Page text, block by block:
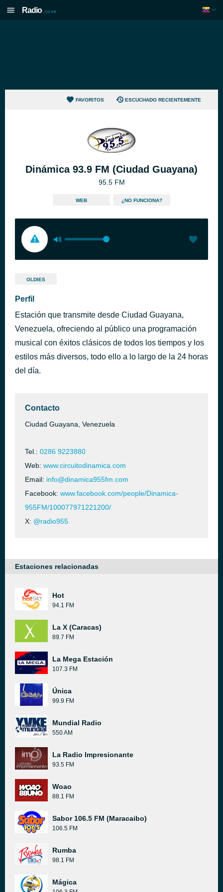
Radio .co.ve
FAVORITOS ESCUCHADO RECIENTEMENTE
Dinámica 93.9 FM (Ciudad Guayana)
95.5 FM
WEB ¿NO FUNCIONA?
OLDIES
Perfil
Estación que transmite desde Ciudad Guayana,
Venezuela, ofreciendo al público una programación
musical con éxitos clásicos de todos los tiempos y los
estilos más diversos, todo ello a lo largo de la 24 horas
del día.
Contacto
Ciudad Guayana, Venezuela
Tel.: 0286 9223880
Web: www.circuitodinamica.com
Email: info@dinamica955fm.com
Facebook: www.facebook.com/people/Dinamica-
955FM/100077971221200/
X: @radio955
Estaciones relacionadas
Hot
94.1 FM
La X (Caracas)
89.7 FM
La Mega Estación
107.3 FM
Única
99.9 FM
Mundial Radio
550 AM
La Radio Impresionante
93.5 FM
Woao
88.1 FM
Sabor 106.5 FM (Maracaibo)
106.5 FM
Rumba
98.1 FM
Mágica